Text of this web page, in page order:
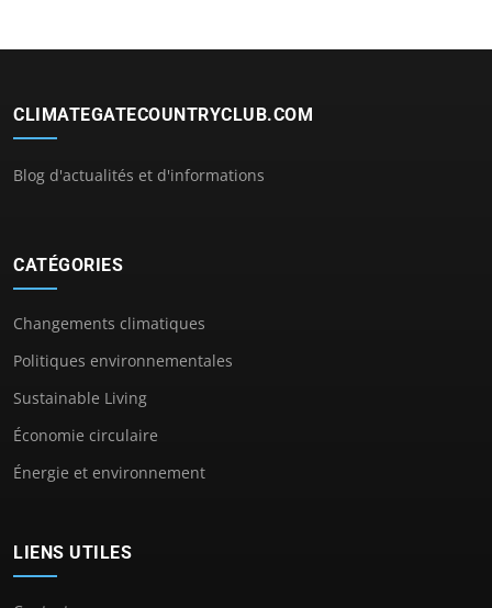
CLIMATEGATECOUNTRYCLUB.COM
Blog d'actualités et d'informations
CATÉGORIES
Changements climatiques
Politiques environnementales
Sustainable Living
Économie circulaire
Énergie et environnement
LIENS UTILES